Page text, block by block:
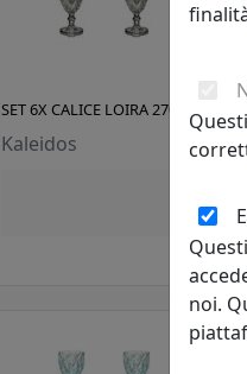
SET 6X CALICE LOIRA 27058 GRIGIO
Kaleidos
75,00 €
noi.